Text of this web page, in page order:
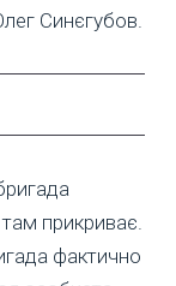
Синєгубов.
прикриває.
фактично